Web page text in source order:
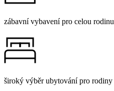
zábavní vybavení pro celou rodinu
široký výběr ubytování pro rodiny